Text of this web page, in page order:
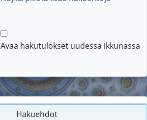
Avaa hakutulokset uudessa ikkunassa
Hakuehdot